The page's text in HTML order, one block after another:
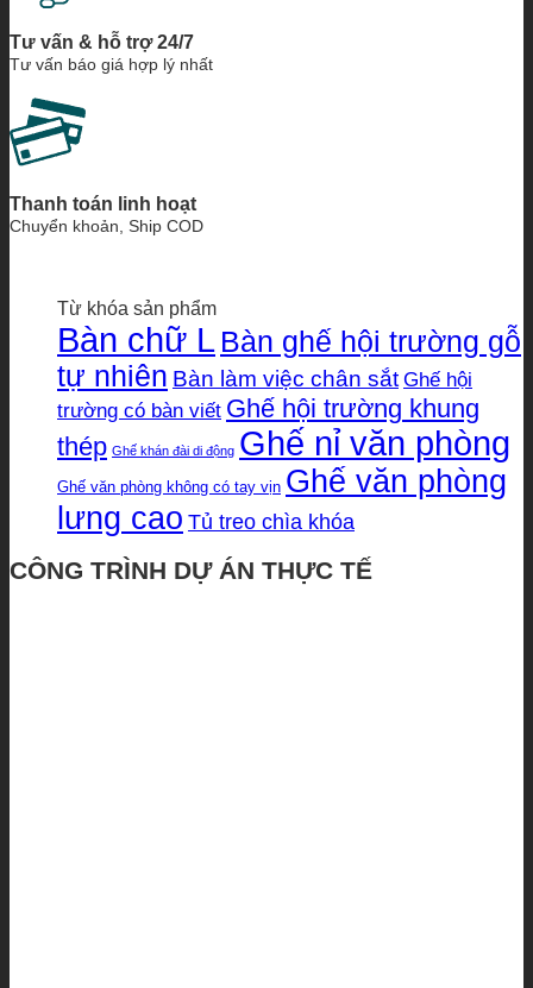
Tư vấn & hỗ trợ 24/7
Tư vấn báo giá hợp lý nhất
Thanh toán linh hoạt
Chuyển khoản, Ship COD
Từ khóa sản phẩm
Bàn chữ L Bàn ghế hội trường gỗ
tự nhiên Bàn làm việc chân sắt Ghế hội
trường có bàn viết Ghế hội trường khung
thép Ghế khán đài di động Ghế nỉ văn phòng
Ghế văn phòng không có tay vịn Ghế văn phòng
lưng cao Tủ treo chìa khóa
CÔNG TRÌNH DỰ ÁN THỰC TẾ